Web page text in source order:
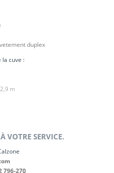
duplex
la cuve :
m
VOTRE SERVICE.
796-270